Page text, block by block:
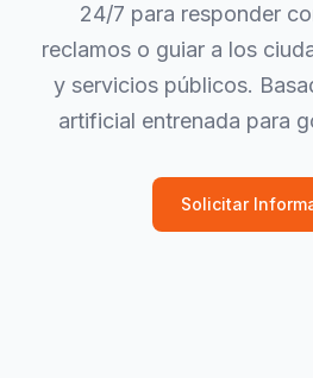
24/7 para responder
reclamos o guiar a los
y servicios públicos.
artificial entrenada para
Solicitar